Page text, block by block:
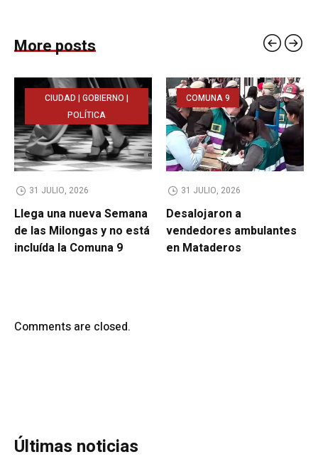
More posts
CIUDAD | GOBIERNO |
POLÍTICA
31 JULIO, 2026
Llega una nueva Semana
de las Milongas y no está
incluída la Comuna 9
COMUNA 9
31 JULIO, 2026
Desalojaron a
vendedores ambulantes
en Mataderos
Comments are closed.
Últimas noticias